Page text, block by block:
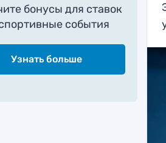
бонусы для ставок
события
Узнать больше